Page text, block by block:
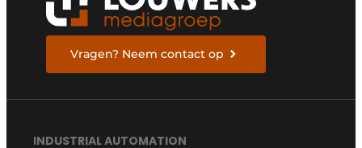
Vragen? Neem contact op
INDUSTRIAL AUTOMATION